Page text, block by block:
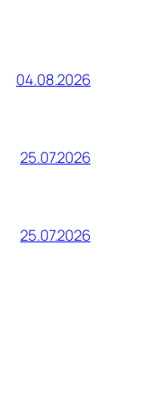
04.08.2026
25.07.2026
25.07.2026